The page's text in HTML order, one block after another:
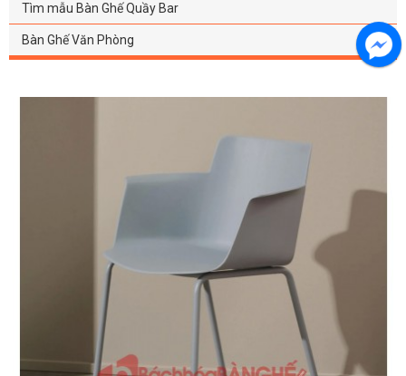
Tìm mẫu Bàn Ghế Quầy Bar
Bàn Ghế Văn Phòng